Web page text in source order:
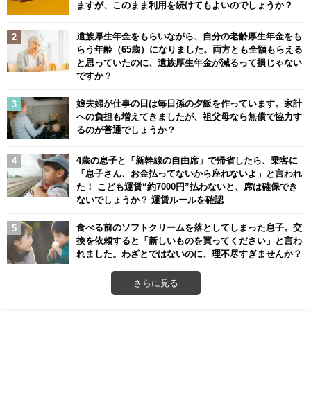
ますが、このまま利用を続けてもよいのでしょうか？
遺族厚生年金をもらいながら、自分の老齢厚生年金をも
らう年齢（65歳）になりました。両方とも全額もらえる
と思っていたのに、遺族厚生年金が減るって損じゃない
ですか？
娘夫婦が仕事の日は毎日孫の夕飯を作っています。家計
への負担も増えてきましたが、祖父母なら無償で協力す
るのが普通でしょうか？
4歳の息子と「新幹線の自由席」で帰省したら、乗客に
「息子さん、お金払ってないから座れないよ」と言われ
た！ こども運賃“約7000円”払わないと、席は確保でき
ないでしょうか？ 運賃ルールを確認
食べる前のソフトクリームを落としてしまった息子。交
換を依頼すると「新しいものを買ってください」と言わ
れました。わざとではないのに、理不尽すぎませんか？
さらに見る